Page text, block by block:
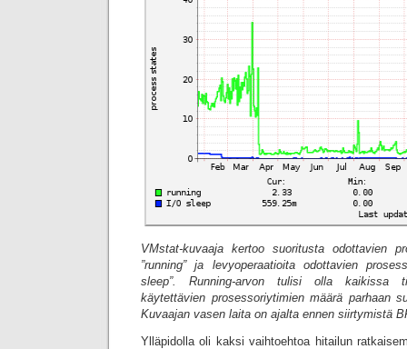
VMstat-kuvaaja kertoo suoritusta odottavien
”running” ja levyoperaatioita odottavien
sleep”. Running-arvon tulisi olla kaikissa
käytettävien prosessoriytimien määrä parhaan
Kuvaajan vasen laita on ajalta ennen siirtymistä
Ylläpidolla oli kaksi vaihtoehtoa hitailun